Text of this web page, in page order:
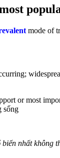
mode of
or most
sống
nhất không